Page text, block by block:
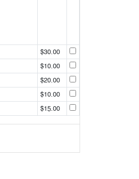
$30.00
$10.00
$20.00
$10.00
$15.00